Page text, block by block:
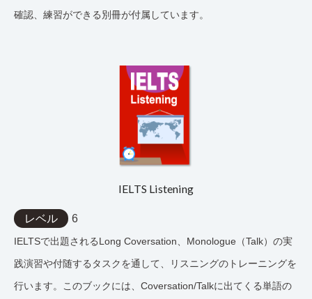
確認、練習ができる別冊が付属しています。
IELTS Listening
レベル 6
IELTSで出題されるLong Coversation、Monologue（Talk）の実
践演習や付随するタスクを通して、リスニングのトレーニングを
行います。このブックには、Coversation/Talkに出てくる単語の